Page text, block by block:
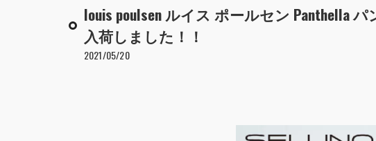
louis poulsen ルイス ポールセン Panthella
入荷しました！！
2021/05/20